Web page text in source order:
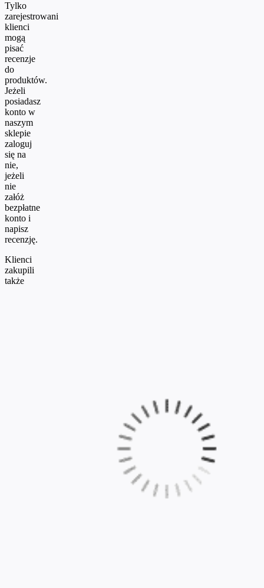
Tylko
zarejestrowani
klienci
mogą
pisać
recenzje
do
produktów.
Jeżeli
posiadasz
konto w
naszym
sklepie
zaloguj
się na
nie,
jeżeli
nie
załóż
bezpłatne
konto i
napisz
recenzję.
Klienci
zakupili
także